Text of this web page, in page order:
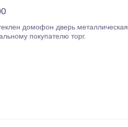
домофон дверь
покупателю торг.